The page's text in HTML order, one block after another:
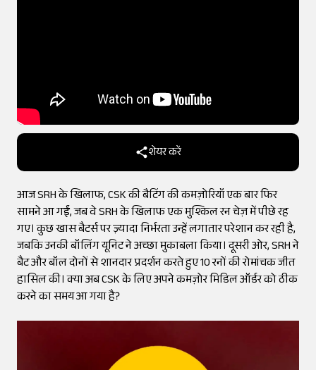
शेयर करें
आज SRH के खिलाफ, CSK की बैटिंग की कमज़ोरियाँ एक बार फिर
सामने आ गईं, जब वे SRH के खिलाफ एक मुश्किल रन चेज़ में पीछे रह
गए। कुछ खास बैटर्स पर ज़्यादा निर्भरता उन्हें लगातार परेशान कर रही है,
जबकि उनकी बॉलिंग यूनिट ने अच्छा मुकाबला किया। दूसरी ओर, SRH ने
बैट और बॉल दोनों से शानदार प्रदर्शन करते हुए 10 रनों की रोमांचक जीत
हासिल की। ​​क्या अब CSK के लिए अपने कमज़ोर मिडिल ऑर्डर को ठीक
करने का समय आ गया है?